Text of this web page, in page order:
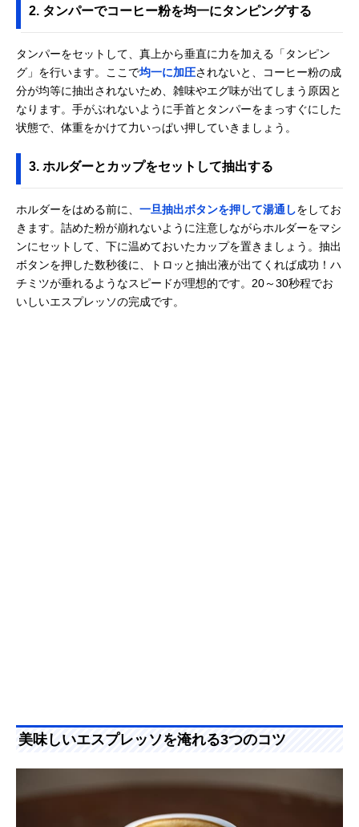
2. タンパーでコーヒー粉を均一にタンピングする
タンパーをセットして、真上から垂直に力を加える「タンピン
グ」を行います。ここで均一に加圧されないと、コーヒー粉の成
分が均等に抽出されないため、雑味やエグ味が出てしまう原因と
なります。手がぶれないように手首とタンパーをまっすぐにした
状態で、体重をかけて力いっぱい押していきましょう。
3. ホルダーとカップをセットして抽出する
ホルダーをはめる前に、 一旦抽出ボタンを押して湯通しをしてお
きます。詰めた粉が崩れないように注意しながらホルダーをマシ
ンにセットして、下に温めておいたカップを置きましょう。抽出
ボタンを押した数秒後に、トロッと抽出液が出てくれば成功！ハ
チミツが垂れるようなスピードが理想的です。20～30秒程でお
いしいエスプレッソの完成です。
美味しいエスプレッソを淹れる3つのコツ